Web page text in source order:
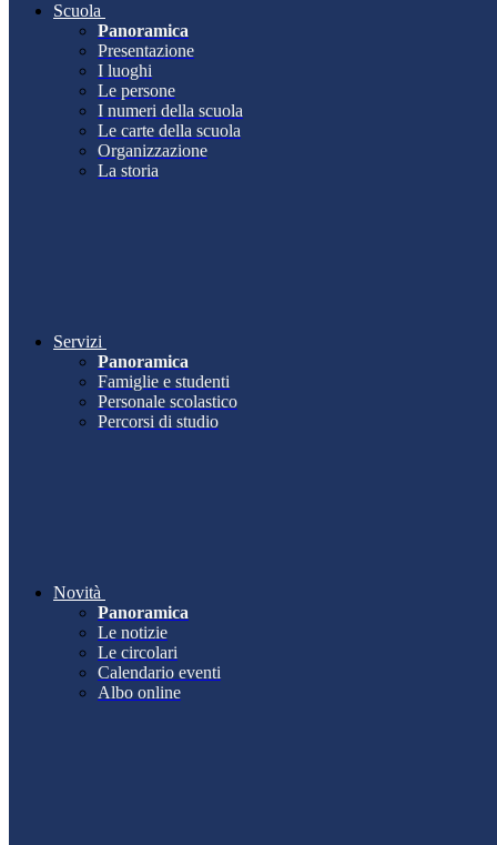
Scuola
Panoramica
Presentazione
I luoghi
Le persone
I numeri della scuola
Le carte della scuola
Organizzazione
La storia
Servizi
Panoramica
Famiglie e studenti
Personale scolastico
Percorsi di studio
Novità
Panoramica
Le notizie
Le circolari
Calendario eventi
Albo online